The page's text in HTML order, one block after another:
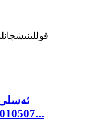
4.
0445010507، 0445010508، 04...